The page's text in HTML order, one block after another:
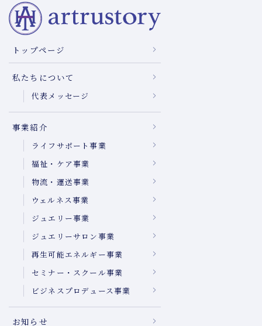
トップページ
私たちについて
代表メッセージ
事業紹介
ライフサポート事業
福祉・ケア事業
物流・運送事業
ウェルネス事業
ジュエリー事業
ジュエリーサロン事業
再生可能エネルギー事業
セミナー・スクール事業
ビジネスプロデュース事業
お知らせ